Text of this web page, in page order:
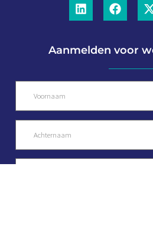
Aanmelden voor